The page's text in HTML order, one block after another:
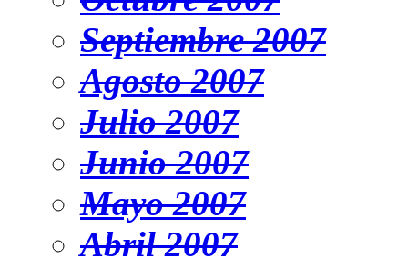
Septiembre 2007
Agosto 2007
Julio 2007
Junio 2007
Mayo 2007
Abril 2007